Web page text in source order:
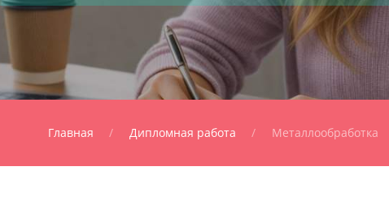
Главная Дипломная работа Металлообработка